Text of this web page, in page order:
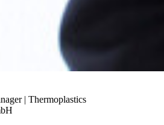
| Thermoplastics